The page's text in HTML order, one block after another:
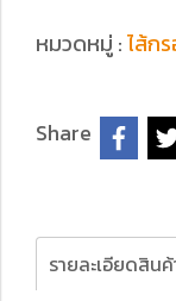
หมวดหมู่ :ไส้ก
Share
รายละเอียดสินค้